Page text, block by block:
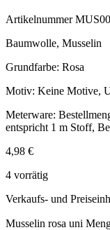
Artikelnummer
Baumwolle, Musselin
Grundfarbe: Rosa
Motiv: Keine Motive,
Meterware:
entspricht 1 m Stoff,
4,98 €
4 vorrätig
Verkaufs- und
Musselin rosa uni